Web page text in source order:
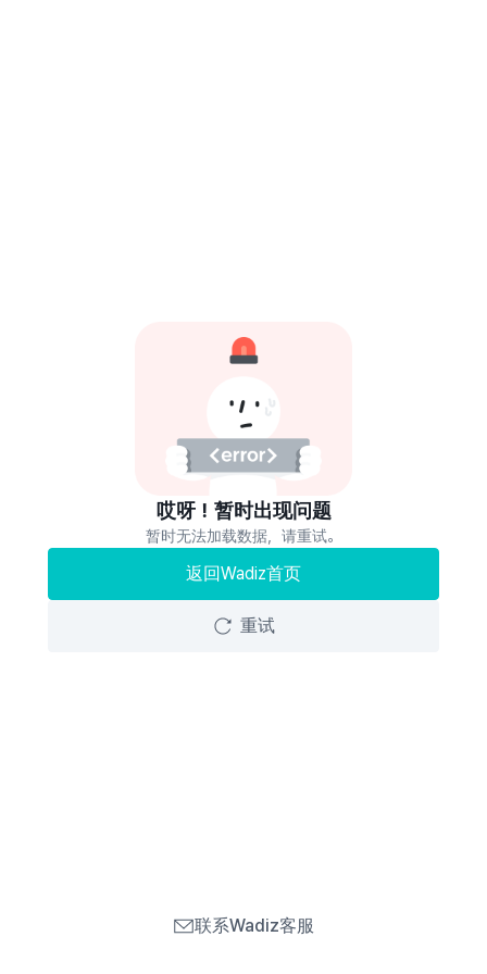
哎呀！暂时出现问题
暂时无法加载数据，请重试。
返回Wadiz首页
重试
联系Wadiz客服